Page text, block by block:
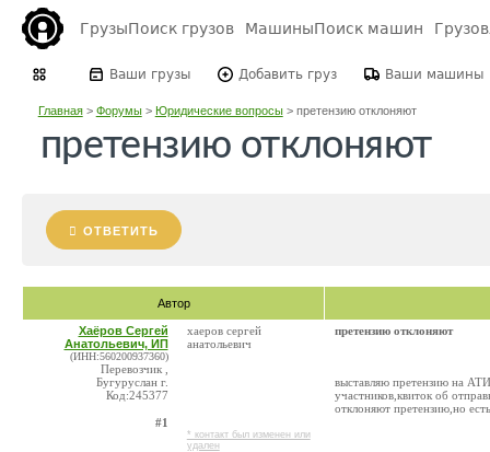
ГрузыПоиск грузов МашиныПоиск машин
Ваши грузы Добавить груз Ваши машины
Главная> Форумы> Юридические вопросы> претензию отклоняют
претензию отклоняют
ОТВЕТИТЬ
Автор
Хаёров Сергей
Анатольевич, ИП
(ИНН:560200937360)
Перевозчик ,
Бугуруслан г.
Код:245377
#1
хаеров сергей
анатольевич
* контакт был изменен или
удален
претензию отклоняют
выставляю претензию на
участников,квиток об
отклоняют претензию,но